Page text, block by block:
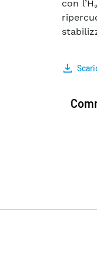
con l’H